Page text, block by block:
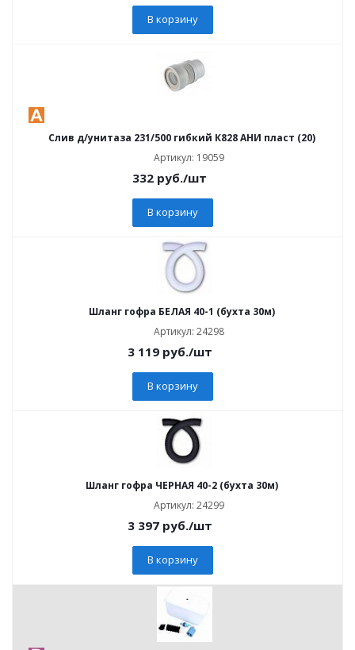
В корзину
Слив д/унитаза 231/500 гибкий К828 АНИ пласт (20)
Артикул: 19059
332 руб./шт
В корзину
Шланг гофра БЕЛАЯ 40-1 (бухта 30м)
Артикул: 24298
3 119руб./шт
В корзину
Шланг гофра ЧЕРНАЯ 40-2 (бухта 30м)
Артикул: 24299
3 397руб./шт
В корзину